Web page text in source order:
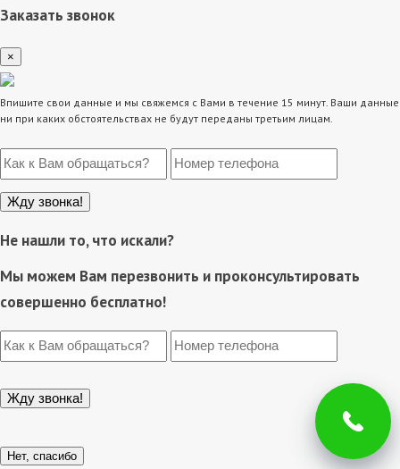
Заказать звонок
×
Впишите свои данные и мы свяжемся с Вами в течение 15 минут. Ваши данные
ни при каких обстоятельствах не будут переданы третьим лицам.
Не нашли то, что искали?
Мы можем Вам перезвонить и проконсультировать
совершенно бесплатно!
Нет, спасибо